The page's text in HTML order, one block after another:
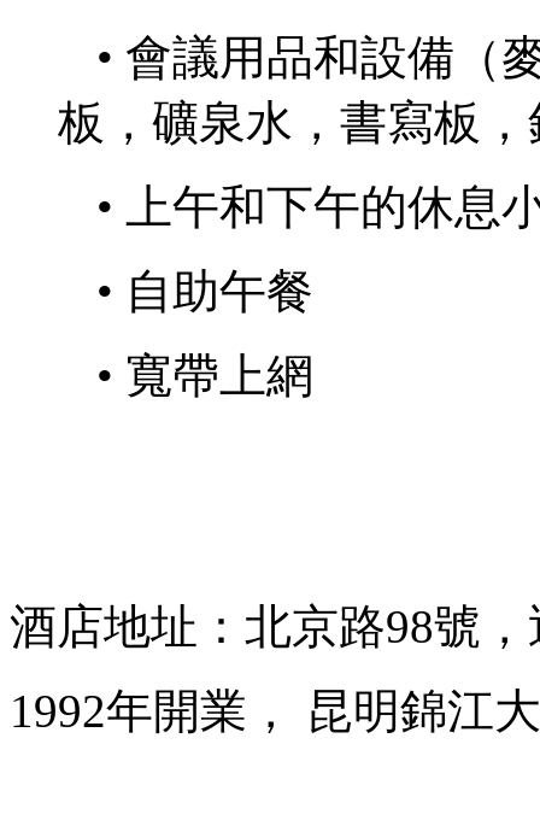
• 會議用品和設備（
板，礦泉水，書寫
• 上午和下午的
• 自助午餐
• 寬帶上網
酒店地址：北京路98號
1992年開業， 昆明錦